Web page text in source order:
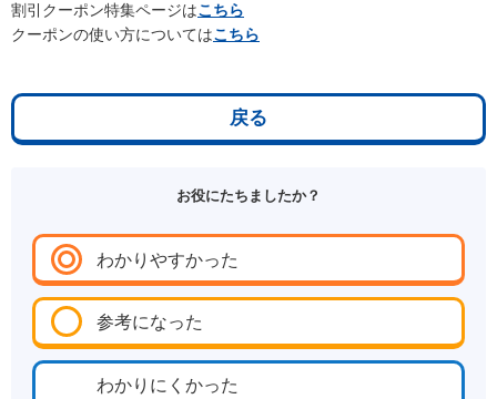
割引クーポン特集ページはこちら
クーポンの使い方についてはこちら
戻る
お役にたちましたか？
わかりやすかった
参考になった
わかりにくかった